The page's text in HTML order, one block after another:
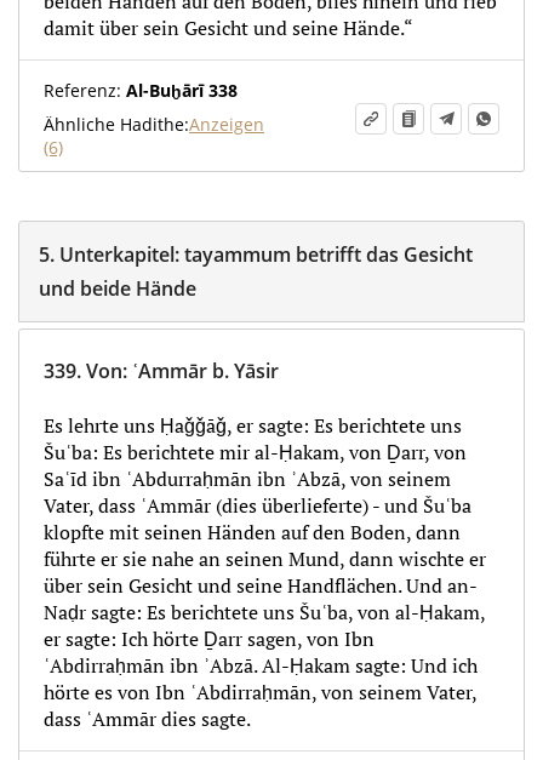
damit über sein Gesicht und seine Hände.“
Referenz: Al-Buḫārī 338
Ähnliche Hadithe:Anzeigen
(6)
5. Unterkapitel:tayammum betrifft das Gesicht
und beide Hände
339.Von: ʿAmmār b. Yāsir
Es lehrte uns Ḥaǧǧāǧ, er sagte: Es berichtete uns
Šuʿba: Es berichtete mir al-Ḥakam, von Ḏarr, von
Saʿīd ibn ʿAbdurraḥmān ibn ʾAbzā, von seinem
Vater, dass ʿAmmār (dies überlieferte) - und Šuʿba
klopfte mit seinen Händen auf den Boden, dann
führte er sie nahe an seinen Mund, dann wischte er
über sein Gesicht und seine Handflächen. Und an-
Naḍr sagte: Es berichtete uns Šuʿba, von al-Ḥakam,
er sagte: Ich hörte Ḏarr sagen, von Ibn
ʿAbdirraḥmān ibn ʾAbzā. Al-Ḥakam sagte: Und ich
hörte es von Ibn ʿAbdirraḥmān, von seinem Vater,
dass ʿAmmār dies sagte.